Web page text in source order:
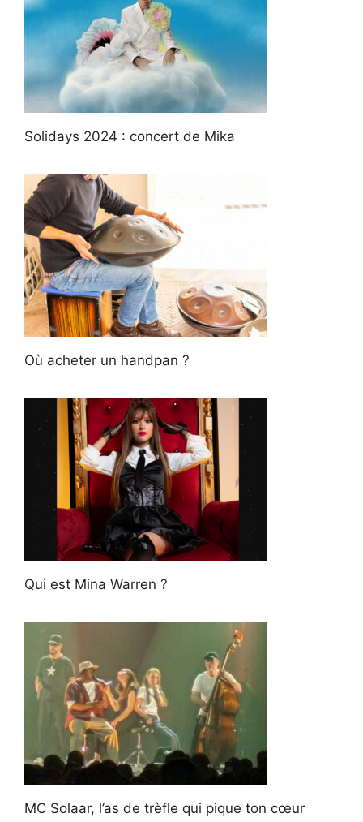
Solidays 2024 : concert de Mika
Où acheter un handpan ?
Qui est Mina Warren ?
MC Solaar, l’as de trèfle qui pique ton cœur